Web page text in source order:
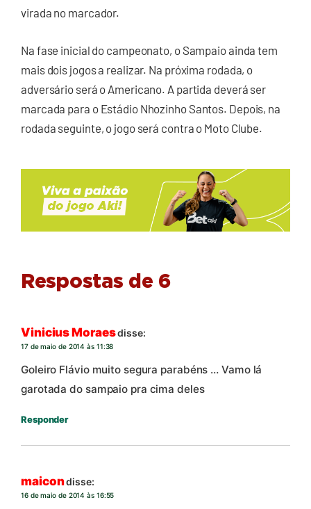
virada no marcador.
Na fase inicial do campeonato, o Sampaio ainda tem
mais dois jogos a realizar. Na próxima rodada, o
adversário será o Americano. A partida deverá ser
marcada para o Estádio Nhozinho Santos. Depois, na
rodada seguinte, o jogo será contra o Moto Clube.
Respostas de 6
Vinicius Moraesdisse:
17 de maio de 2014 às 11:38
Goleiro Flávio muito segura parabéns … Vamo lá
garotada do sampaio pra cima deles
Responder
maicondisse:
16 de maio de 2014 às 16:55